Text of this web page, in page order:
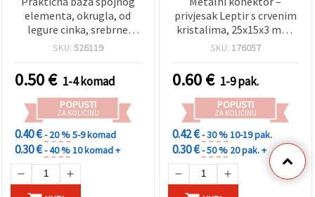
elementa, okrugla, od
legure cinka, srebrne
boje, 10x10x16 mm –
rađenog nakita
SKU: 526119
0.50€ 1-4 komad
POPUSTI
ZA KOLIČINU
0.40 €- 20 %5-9 komad
0.30 €- 40 %10 komad +
privjesak Leptir s crvenim
kristalima, 25x15x3 mm,
rupa 2 mm, srebrna boja –
SKU: 176057
0.60€ 1-9 pak.
POPUSTI
ZA KOLIČINU
0.42 €- 30 %10-19 pak.
0.30 €- 50 % 20 pak. +